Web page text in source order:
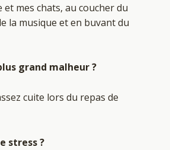
et mes chats, au coucher du
la musique et en buvant du
grand malheur ?
cuite lors du repas de
stress ?